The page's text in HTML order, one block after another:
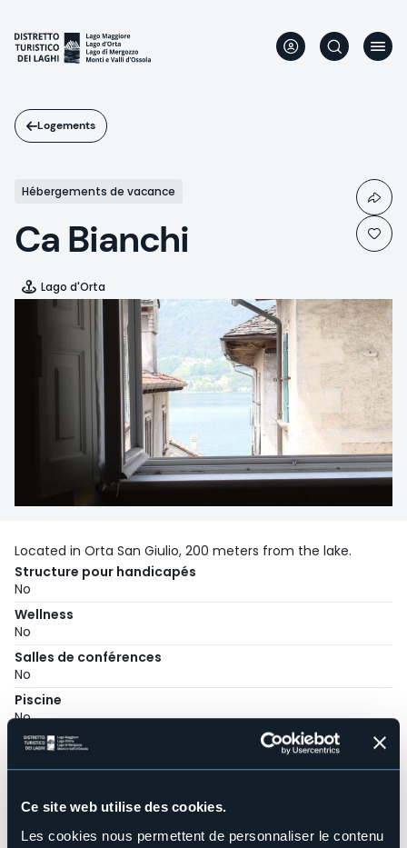
Ce site web utilise des cookies.
Les cookies nous permettent de personnaliser le contenu
contenu
principal
Logements
Hébergements de vacance
Ca Bianchi
Lago d'Orta
Located in Orta San Giulio, 200 meters from the lake.
Structure pour handicapés
No
Wellness
No
Salles de conférences
No
Piscine
No
Animaux acceptés
3
Nombres de lits